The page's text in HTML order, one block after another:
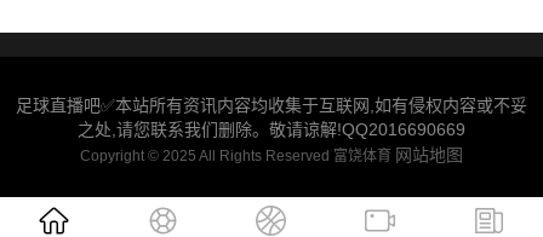
足球直播吧✅本站所有资讯内容均收集于互联网,如有侵权内容或不妥
之处,请您联系我们删除。敬请谅解!QQ2016690669
Copyright © 2025 All Rights Reserved 富饶体育 网站地图